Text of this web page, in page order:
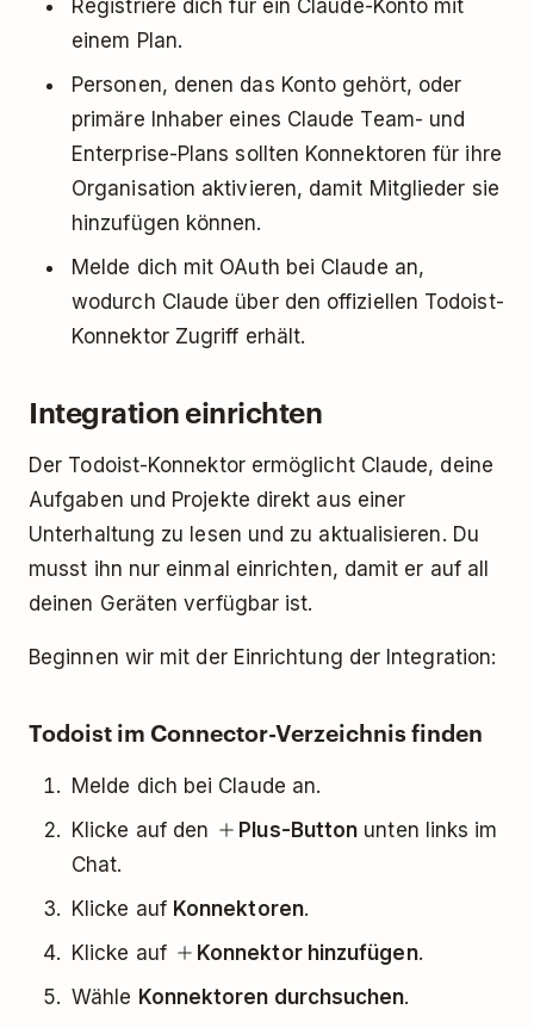
Registriere dich für ein Claude-Konto mit
einem Plan.
Personen, denen das Konto gehört, oder
primäre Inhaber eines Claude Team- und
Enterprise-Plans sollten Konnektoren für ihre
Organisation aktivieren, damit Mitglieder sie
hinzufügen können.
Melde dich mit OAuth bei Claude an,
wodurch Claude über den offiziellen Todoist-
Konnektor Zugriff erhält.
Integration einrichten
Der Todoist-Konnektor ermöglicht Claude, deine
Aufgaben und Projekte direkt aus einer
Unterhaltung zu lesen und zu aktualisieren. Du
musst ihn nur einmal einrichten, damit er auf all
deinen Geräten verfügbar ist.
Beginnen wir mit der Einrichtung der Integration:
Todoist im Connector-Verzeichnis finden
Melde dich bei Claude an.
Klicke auf den
Plus-Button unten links im
Chat.
Klicke auf Konnektoren.
Klicke auf
Konnektor hinzufügen.
Wähle Konnektoren durchsuchen.